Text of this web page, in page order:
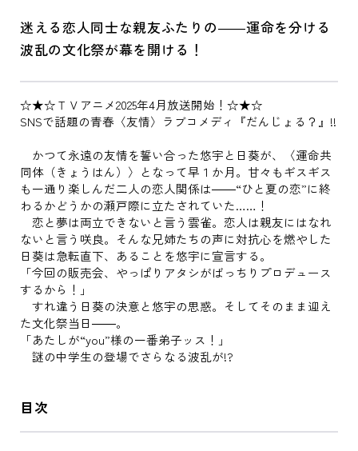
迷える恋人同士な親友ふたりの――運命を分ける
波乱の文化祭が幕を開ける！
☆★☆ＴＶアニメ2025年4月放送開始！☆★☆
SNSで話題の青春〈友情〉ラブコメディ『だんじょる？』!!
かつて永遠の友情を誓い合った悠宇と日葵が、〈運命共
同体（きょうはん）〉となって早１か月。甘々もギスギス
も一通り楽しんだ二人の恋人関係は――“ひと夏の恋”に終
わるかどうかの瀬戸際に立たされていた……！
恋と夢は両立できないと言う雲雀。恋人は親友にはなれ
ないと言う咲良。そんな兄姉たちの声に対抗心を燃やした
日葵は急転直下、あることを悠宇に宣言する。
「今回の販売会、やっぱりアタシがばっちりプロデュース
するから！」
すれ違う日葵の決意と悠宇の思惑。そしてそのまま迎え
た文化祭当日――。
「あたしが“you”様の一番弟子ッス！」
謎の中学生の登場でさらなる波乱が!?
目次